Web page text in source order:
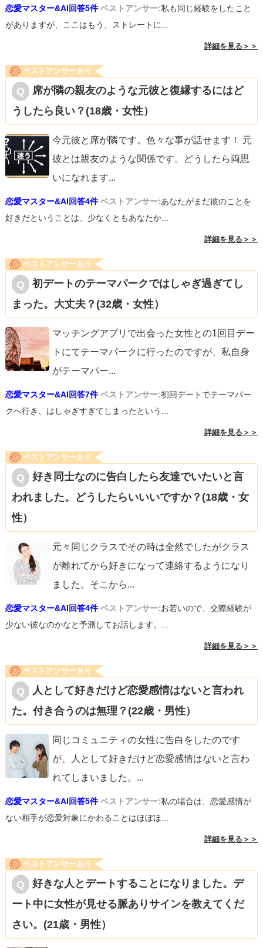
恋愛マスター&AI回答5件 ベストアンサー:私も同じ経験をしたこと
がありますが、ここはもう、ストレートに...
詳細を見る＞＞
ベストアンサーあり
席が隣の親友のような元彼と復縁するにはど
うしたら良い？(18歳・女性）
今元彼と席が隣です。色々な事が話せます！ 元
彼とは親友のような関係です。どうしたら両思
いになれます...
恋愛マスター&AI回答4件 ベストアンサー:あなたがまだ彼のことを
好きだということは、少なくともあなたか...
詳細を見る＞＞
ベストアンサーあり
初デートのテーマパークではしゃぎ過ぎてし
まった。大丈夫？(32歳・女性）
マッチングアプリで出会った女性との1回目デー
トにてテーマパークに行ったのですが、私自身
がテーマパー...
恋愛マスター&AI回答7件 ベストアンサー:初回デートでテーマパー
クへ行き、はしゃぎすぎてしまったという...
詳細を見る＞＞
ベストアンサーあり
好き同士なのに告白したら友達でいたいと言
われました。どうしたらいいいですか？(18歳・女
性）
元々同じクラスでその時は全然でしたがクラス
が離れてから好きになって連絡するようになり
ました。そこから...
恋愛マスター&AI回答4件 ベストアンサー:お若いので、交際経験が
少ない彼なのかなと予測してお話します。...
詳細を見る＞＞
ベストアンサーあり
人として好きだけど恋愛感情はないと言われ
た。付き合うのは無理？(22歳・男性）
同じコミュニティの女性に告白をしたのです
が、人として好きだけど恋愛感情はないと言わ
れてしまいました。 ...
恋愛マスター&AI回答5件 ベストアンサー:私の場合は、恋愛感情が
ない相手が恋愛対象にかわることはほぼほ...
詳細を見る＞＞
ベストアンサーあり
好きな人とデートすることになりました。デ
ート中に女性が見せる脈ありサインを教えてくだ
さい。(21歳・男性）